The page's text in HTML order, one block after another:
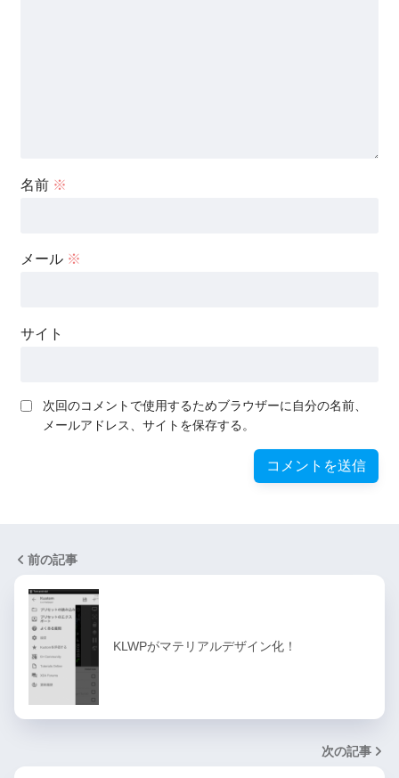
名前 ※
メール ※
サイト
次回のコメントで使用するためブラウザーに自分の名前、
メールアドレス、サイトを保存する。
前の記事
KLWPがマテリアルデザイン化！
次の記事